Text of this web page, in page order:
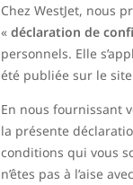
Chez WestJet, nous
« déclaration de
personnels. Elle
été publiée sur le
En nous fournissant
la présente
conditions qui vous
n’êtes pas à l’aise